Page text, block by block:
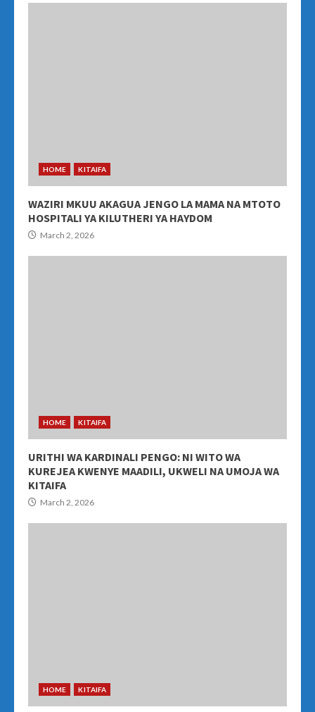
HOME KITAIFA
WAZIRI MKUU AKAGUA JENGO LA MAMA NA MTOTO
HOSPITALI YA KILUTHERI YA HAYDOM
March 2, 2026
HOME KITAIFA
URITHI WA KARDINALI PENGO: NI WITO WA
KUREJEA KWENYE MAADILI, UKWELI NA UMOJA WA
KITAIFA
March 2, 2026
HOME KITAIFA